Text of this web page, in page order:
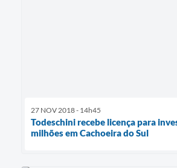
27 NOV 2018 - 14h45
Todeschini recebe licença para
milhões em Cachoeira do Sul